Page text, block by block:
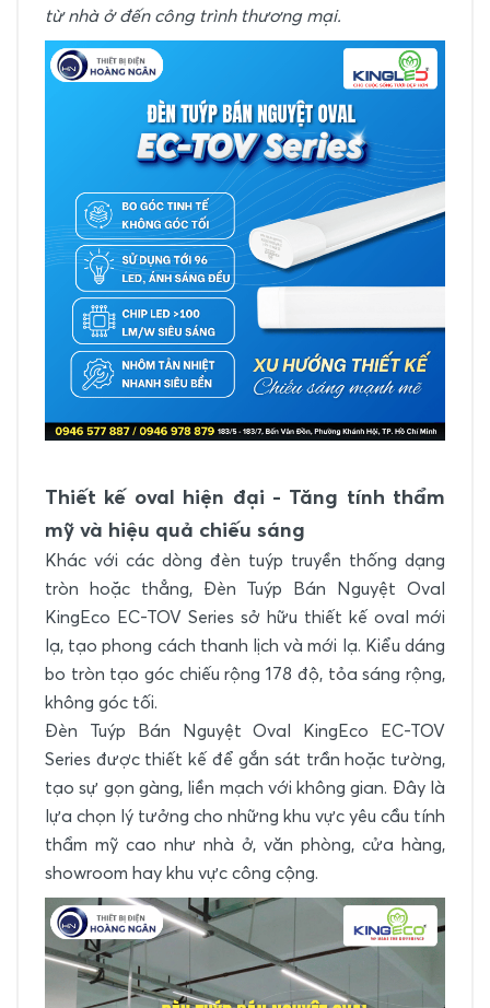
từ nhà ở đến công trình thương mại.
Thiết kế oval hiện đại - Tăng tính thẩm
mỹ và hiệu quả chiếu sáng
Khác với các dòng đèn tuýp truyền thống dạng
tròn hoặc thẳng, Đèn Tuýp Bán Nguyệt Oval
KingEco EC-TOV Series sở hữu thiết kế oval mới
lạ, tạo phong cách thanh lịch và mới lạ. Kiểu dáng
bo tròn tạo góc chiếu rộng 178 độ, tỏa sáng rộng,
không góc tối.
Đèn Tuýp Bán Nguyệt Oval KingEco EC-TOV
Series được thiết kế để gắn sát trần hoặc tường,
tạo sự gọn gàng, liền mạch với không gian. Đây là
lựa chọn lý tưởng cho những khu vực yêu cầu tính
thẩm mỹ cao như nhà ở, văn phòng, cửa hàng,
showroom hay khu vực công cộng.